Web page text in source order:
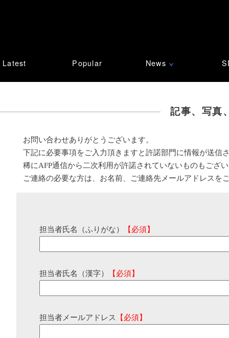
Latest Popular News ∨
記事、写真
お問い合わせありがとうございます。
下記に必要事項をご入力頂きますと許諾部門に情報が送信
稀にAFP通信から二次利用が許諾されていないものもござ
ご連絡の必要な方は、お名前、ご連絡先メールアドレスを
担当者氏名（ふりがな） 【必須】
担当者氏名（漢字） 【必須】
担当者メールアドレス 【必須】